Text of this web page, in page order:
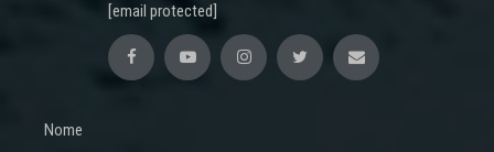
[email protected]
Nome